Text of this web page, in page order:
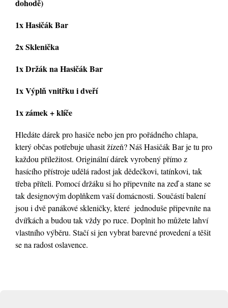
dohodě)
1x Hasičák Bar
2x Sklenička
1x Držák na Hasičák Bar
1x Výplň vnitřku i dveří
1x zámek + klíče
Hledáte dárek pro hasiče nebo jen pro pořádného chlapa,
který občas potřebuje uhasit žízeň? Náš Hasičák Bar je tu pro
každou příležitost. Originální dárek vyrobený přímo z
hasícího přístroje udělá radost jak dědečkovi, tatínkovi, tak
třeba příteli. Pomocí držáku si ho připevníte na zeď a stane se
tak designovým doplňkem vaší domácnosti. Součástí balení
jsou i dvě panákové skleničky, které jednoduše připevníte na
dvířkách a budou tak vždy po ruce. Doplnit ho můžete lahví
vlastního výběru. Stačí si jen vybrat barevné provedení a těšit
se na radost oslavence.